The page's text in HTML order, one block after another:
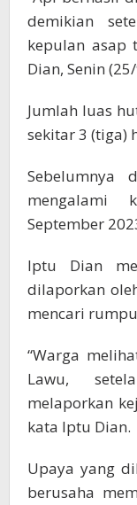
demikian
kepulan asap
Dian, Senin
Jumlah luas
sekitar 3 (tiga)
Sebelumnya
mengalami
September
Iptu Dian
dilaporkan
mencari
“Warga
Lawu,
melaporkan
kata Iptu Dian.
Upaya yang
berusaha